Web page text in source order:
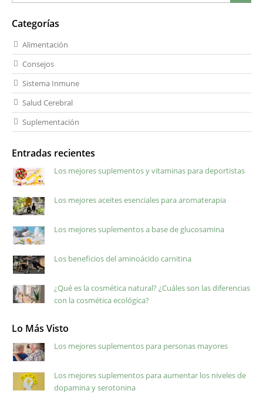
Categorías
Alimentación
Consejos
Sistema Inmune
Salud Cerebral
Suplementación
Entradas recientes
Los mejores suplementos y vitaminas para deportistas
Los mejores aceites esenciales para aromaterapia
Los mejores suplementos a base de glucosamina
Los beneficios del aminoácido carnitina
¿Qué es la cosmética natural? ¿Cuáles son las diferencias
con la cosmética ecológica?
Lo Más Visto
Los mejores suplementos para personas mayores
Los mejores suplementos para aumentar los niveles de
dopamina y serotonina